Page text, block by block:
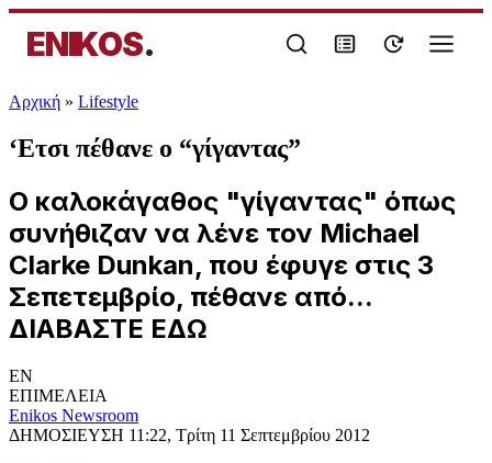
ENIKOS.
Αρχική » Lifestyle
‘Ετσι πέθανε ο “γίγαντας”
O καλοκάγαθος "γίγαντας" όπως
συνήθιζαν να λένε τον Michael
Clarke Dunkan, που έφυγε στις 3
Σεπετεμβρίο, πέθανε από...
ΔΙΑΒΑΣΤΕ ΕΔΩ
EN
ΕΠΙΜΕΛΕΙΑ
Enikos Newsroom
ΔΗΜΟΣΙΕΥΣΗ 11:22, Τρίτη 11 Σεπτεμβρίου 2012